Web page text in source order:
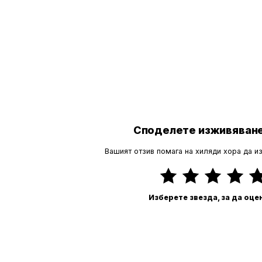
Споделете
Вашият отзив помага на хиляди хора да
Изберете звезда, за да